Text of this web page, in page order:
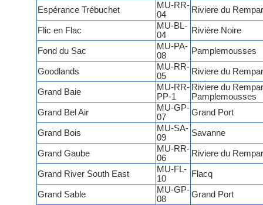
Espérance Trébuchet
MU-RR-
04
Riviere du
Flic en Flac
MU-BL-
04
Rivière Noire
Fond du Sac
MU-PA-
08
Pamplemousses
Goodlands
MU-RR-
05
Riviere du
Grand Baie
MU-RR-
PP-1
Riviere du
Pamplemousses
Grand Bel Air
MU-GP-
07
Grand Port
Grand Bois
MU-SA-
09
Savanne
Grand Gaube
MU-RR-
06
Riviere du
Grand River South East
MU-FL-
10
Flacq
Grand Sable
MU-GP-
08
Grand Port